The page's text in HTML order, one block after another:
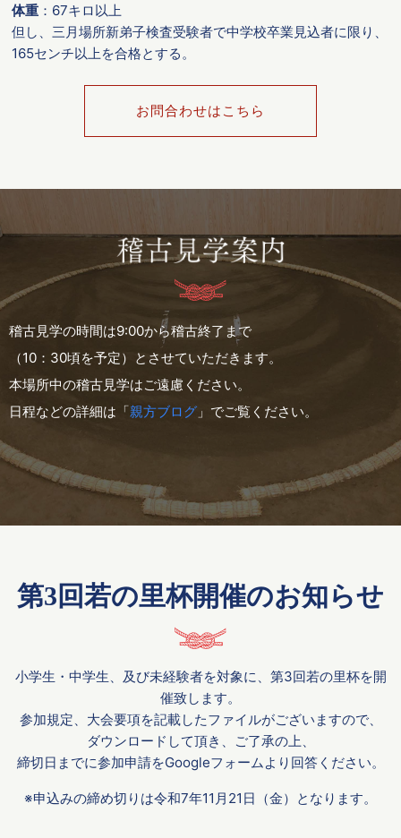
体重：67キロ以上
但し、三月場所新弟子検査受験者で中学校卒業見込者に限り、
165センチ以上を合格とする。
お問合わせはこちら
稽古見学の時間は9:00から稽古終了まで
（10：30頃を予定）とさせていただきます。
本場所中の稽古見学はご遠慮ください。
日程などの詳細は「親方ブログ」でご覧ください。
第3回若の里杯開催のお知らせ
小学生・中学生、及び未経験者を対象に、第3回若の里杯を開
催致します。
参加規定、大会要項を記載したファイルがございますので、
ダウンロードして頂き、ご了承の上、
締切日までに参加申請をGoogleフォームより回答ください。
※申込みの締め切りは令和7年11月21日（金）となります。